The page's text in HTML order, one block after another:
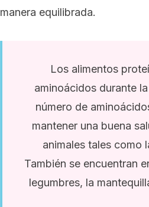
manera equilibrada.
Los alimentos
aminoácidos durante
número de
mantener una buena
animales tales como
También se encuentran
legumbres, la